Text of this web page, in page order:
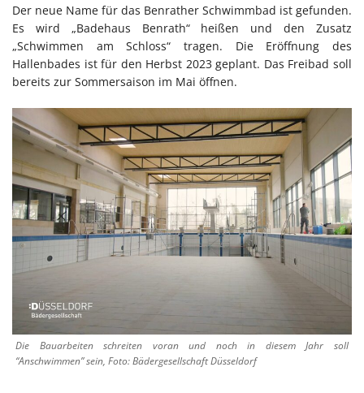
Der neue Name für das Benrather Schwimmbad ist gefunden.
Es wird „Badehaus Benrath“ heißen und den Zusatz
„Schwimmen am Schloss“ tragen. Die Eröffnung des
Hallenbades ist für den Herbst 2023 geplant. Das Freibad soll
bereits zur Sommersaison im Mai öffnen.
Die Bauarbeiten schreiten voran und noch in diesem Jahr soll
“Anschwimmen” sein, Foto: Bädergesellschaft Düsseldorf